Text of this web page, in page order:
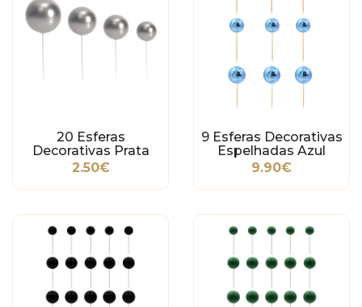
20 Esferas
Decorativas Prata
2.50€
9 Esferas Decorativas
Espelhadas Azul
9.90€